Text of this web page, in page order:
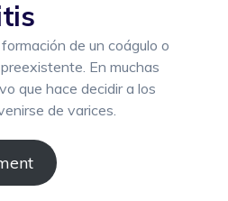
de un coágulo o
En muchas
que hace decidir a los
de varices.